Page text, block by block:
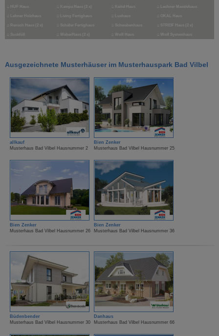
⌂ HUF Haus ⌂ Kampa Haus (2 x) ⌂ Keitel Haus ⌂ Lechner Massivhaus
⌂ Lehner Holzhaus ⌂ Living Fertighaus ⌂ Luxhaus ⌂ OKAL Haus
⌂ Rensch Haus (2 x) ⌂ Schäfer Fertighaus ⌂ Schwabenhaus ⌂ STREIF Haus (2 x)
⌂ Suckfüll ⌂ WeberHaus (2 x) ⌂ Wolf Haus ⌂ Wolf Systemhaus
Ausgezeichnete Musterhäuser im Musterhauspark Bad Vilbel
allkauf
Musterhaus Bad Vilbel Hausnummer 2
Bien Zenker
Musterhaus Bad Vilbel Hausnummer 25
Bien Zenker
Musterhaus Bad Vilbel Hausnummer 26
Bien Zenker
Musterhaus Bad Vilbel Hausnummer 36
Büdenbender
Musterhaus Bad Vilbel Hausnummer 30
Danhaus
Musterhaus Bad Vilbel Hausnummer 66